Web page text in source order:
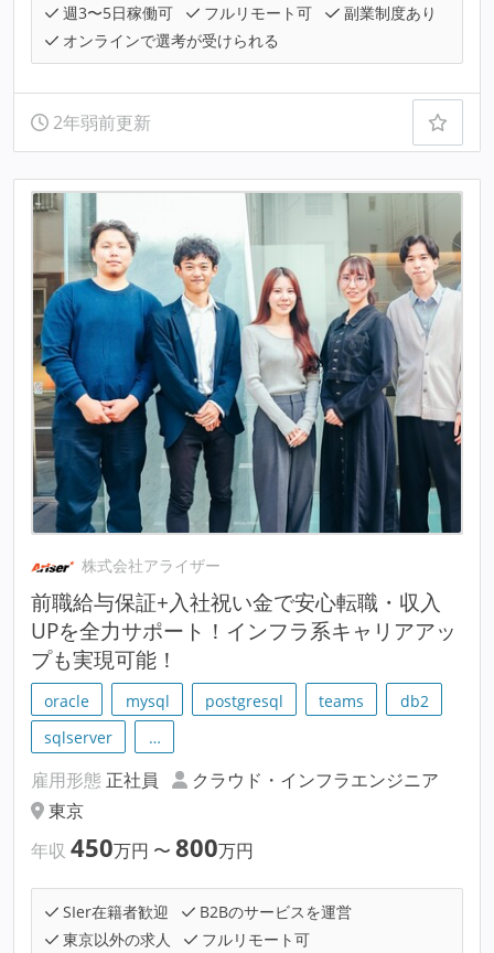
週3〜5日稼働可
フルリモート可
副業制度あり
オンラインで選考が受けられる
2年弱前更新
株式会社アライザー
前職給与保証+入社祝い金で安心転職・収入
UPを全力サポート！インフラ系キャリアアッ
プも実現可能！
oracle mysql postgresql teams
db2
sqlserver
…
雇用形態 正社員
クラウド・インフラエンジニア
東京
年収 450万円 〜 800万円
SIer在籍者歓迎
B2Bのサービスを運営
東京以外の求人
フルリモート可